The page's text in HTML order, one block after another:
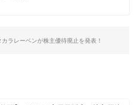
カラレーベンが株主優待廃止を発表！